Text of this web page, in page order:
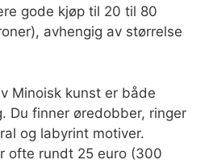
gode kjøp til 20 til 80
avhengig av størrelse
Minoisk kunst er både
Du finner øredobber, ringer
og labyrint motiver.
ofte rundt 25 euro (300